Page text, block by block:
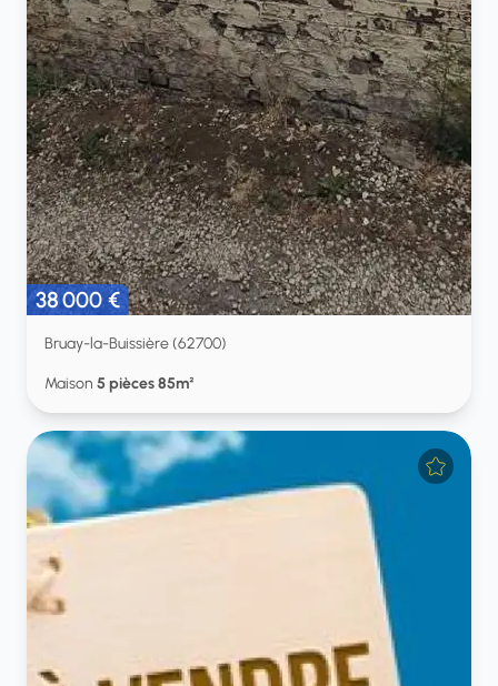
38 000 €
Bruay-la-Buissière (62700)
Maison 5 pièces 85m²